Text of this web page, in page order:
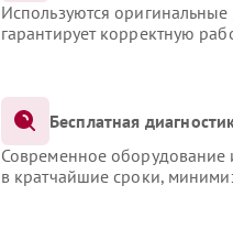
Используются
гарантирует корректную
Бесплатная
Современное оборудование
в кратчайшие сроки,